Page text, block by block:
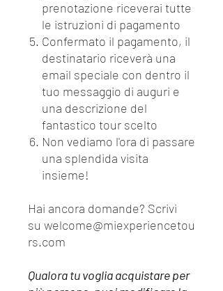
prenotazione riceverai tutte
le istruzioni di pagamento
Confermato il pagamento, il
destinatario riceverà una
email speciale con dentro il
tuo messaggio di auguri e
una descrizione del
fantastico tour scelto
Non vediamo l'ora di passare
una splendida visita
insieme!
Hai ancora domande? Scrivi
su welcome@miexperiencetou
rs.com
Qualora tu voglia acquistare per